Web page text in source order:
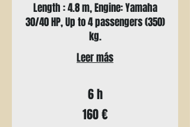
Length : 4.8 m, Engine: Yamaha
30/40 HP, Up to 4 passengers (350)
kg.
Leer más
6 h
160 €